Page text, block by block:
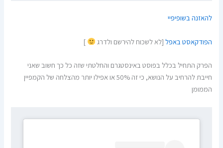
להאזנה בשופיפיי
הפודקאסט באפל [לא לשכוח להירשם ולדרג ]
הפרק התחיל בכלל בפוסט באינסטגרם והחלטתי שזה כל כך חשוב שאני
חייבת להרחיב על הנושא, כי זה 50% או אפילו יותר מהצלחה של הקמפיין
הממומן